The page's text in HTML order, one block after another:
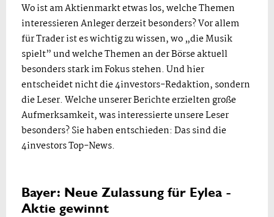
Wo ist am Aktienmarkt etwas los, welche Themen
interessieren Anleger derzeit besonders? Vor allem
für Trader ist es wichtig zu wissen, wo „die Musik
spielt” und welche Themen an der Börse aktuell
besonders stark im Fokus stehen. Und hier
entscheidet nicht die 4investors-Redaktion, sondern
die Leser. Welche unserer Berichte erzielten große
Aufmerksamkeit, was interessierte unsere Leser
besonders? Sie haben entschieden: Das sind die
4investors Top-News.
Bayer: Neue Zulassung für Eylea -
Aktie gewinnt